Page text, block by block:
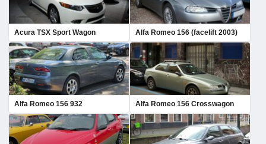
Acura TSX Sport Wagon Alfa Romeo 156 (facelift 2003)
Alfa Romeo 156 932 Alfa Romeo 156 Crosswagon